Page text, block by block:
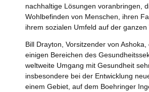
nachhaltige Lösungen voranbringen,
Wohlbefinden von Menschen, ihren
ihrem sozialen Umfeld auf der ganzen
Bill Drayton, Vorsitzender von Ashoka,
einigen Bereichen des
weltweite Umgang mit Gesundheit
insbesondere bei der Entwicklung
einem Gebiet, auf dem Boehringer